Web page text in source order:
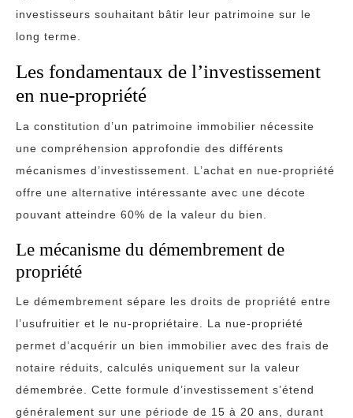
investisseurs souhaitant bâtir leur patrimoine sur le
long terme.
Les fondamentaux de l’investissement
en nue-propriété
La constitution d’un patrimoine immobilier nécessite
une compréhension approfondie des différents
mécanismes d’investissement. L’achat en nue-propriété
offre une alternative intéressante avec une décote
pouvant atteindre 60% de la valeur du bien.
Le mécanisme du démembrement de
propriété
Le démembrement sépare les droits de propriété entre
l’usufruitier et le nu-propriétaire. La nue-propriété
permet d’acquérir un bien immobilier avec des frais de
notaire réduits, calculés uniquement sur la valeur
démembrée. Cette formule d’investissement s’étend
généralement sur une période de 15 à 20 ans, durant